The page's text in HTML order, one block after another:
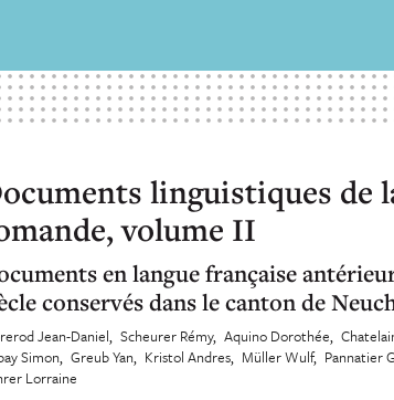
linguistiques de
volume II
en langue française
conservés dans le canton de
Jean-Daniel Scheurer Rémy Aquino Dorothée
Simon Greub Yan Kristol Andres Müller Wulf Pannatier
Lorraine